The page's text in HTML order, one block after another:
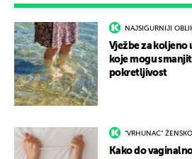
NAJSIGURNIJI
Vježbe za koljeno
koje mogu
pokretljivost
"VRHUNAC"
Kako do